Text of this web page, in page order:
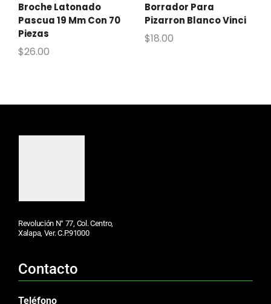
Broche Latonado
Pascua 19 Mm Con 70
Piezas
$26.00
Borrador Para
Pizarron Blanco Vinci
$18.00
Revolución N° 77, Col. Centro,
Xalapa, Ver. C.P.91000
Contacto
Teléfono